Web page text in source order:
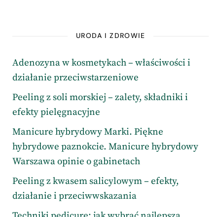
URODA I ZDROWIE
Adenozyna w kosmetykach – właściwości i
działanie przeciwstarzeniowe
Peeling z soli morskiej – zalety, składniki i
efekty pielęgnacyjne
Manicure hybrydowy Marki. Piękne
hybrydowe paznokcie. Manicure hybrydowy
Warszawa opinie o gabinetach
Peeling z kwasem salicylowym – efekty,
działanie i przeciwwskazania